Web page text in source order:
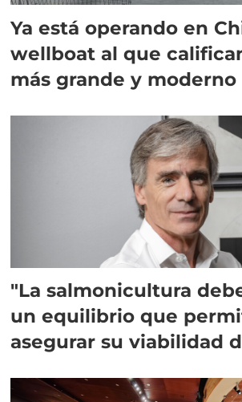
Ya está operando en
wellboat al que
más grande y moderno
"La salmonicultura
un equilibrio que
asegurar su viabilidad